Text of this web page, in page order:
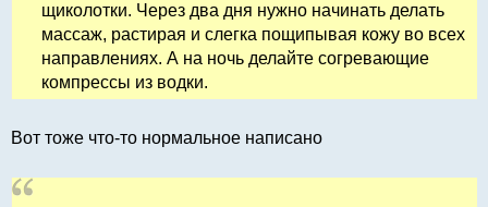
щиколотки. Через два дня нужно начинать делать
массаж, растирая и слегка пощипывая кожу во всех
направлениях. А на ночь делайте согревающие
компрессы из водки.
Вот тоже что-то нормальное написано